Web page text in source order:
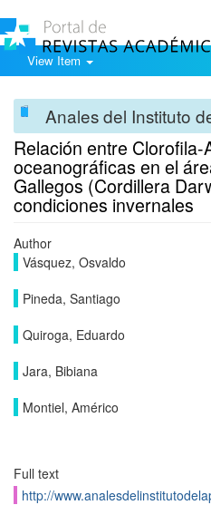
View Item
Anales del Instituto
Relación entre Clorofila-
oceanográficas en el
Gallegos (Cordillera
condiciones invernales
Author
Vásquez, Osvaldo
Pineda, Santiago
Quiroga, Eduardo
Jara, Bibiana
Montiel, Américo
Full text
http://